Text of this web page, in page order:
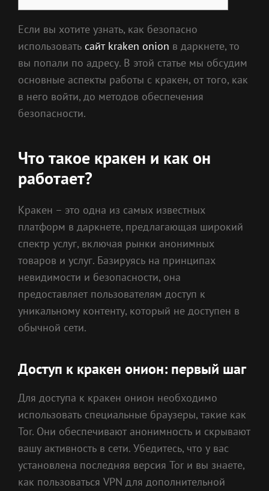
Если вы хотите узнать, как безопасно
использовать сайт kraken onion в даркнете, то
вы попали по адресу. В этой статье мы обсудим
основные аспекты работы с кракен, от того, как
в него войти, до методов обеспечения
безопасности.
Что такое кракен и как он
работает?
Кракен – это одна из самых известных
платформ в даркнете, предлагающая широкий
спектр услуг, включая рынки анонимных
товаров и услуг. Базируясь на принципах
невидимости и безопасности, она
предоставляет пользователям доступ к
уникальному контенту, который не доступен в
обычной сети.
Доступ к кракен онион: первый шаг
Для доступа к кракен онион необходимо
использовать специальные браузеры, такие как
Tor. Они обеспечивают анонимность и скрывают
вашу активность в сети. Убедитесь, что у вас
установлена последняя версия Tor и вы знаете,
как пользоваться VPN для дополнительной